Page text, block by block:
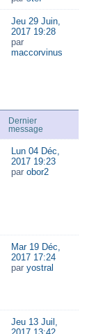
Jeu 29 Juin,
2017 19:28
par
maccorvinus
Dernier
message
Lun 04 Déc,
2017 19:23
par obor2
Mar 19 Déc,
2017 17:24
par yostral
Jeu 13 Juil,